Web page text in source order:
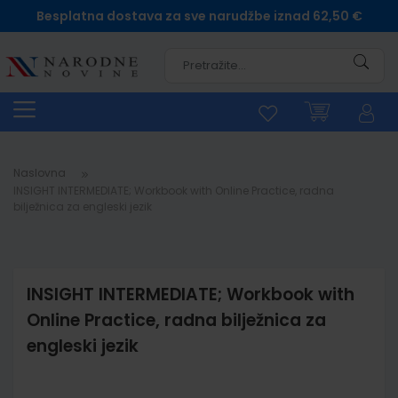
Besplatna dostava za sve narudžbe iznad 62,50 €
Naslovna
INSIGHT INTERMEDIATE; Workbook with
Online Practice, radna bilježnica za
engleski jezik